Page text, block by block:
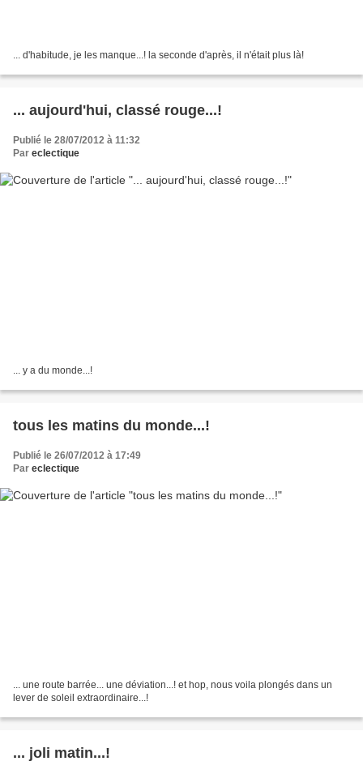
... d'habitude, je les manque...! la seconde d'après, il n'était plus là!
... aujourd'hui, classé rouge...!
Publié le 28/07/2012 à 11:32
Par eclectique
... y a du monde...!
tous les matins du monde...!
Publié le 26/07/2012 à 17:49
Par eclectique
... une route barrée... une déviation...! et hop, nous voila plongés dans un
lever de soleil extraordinaire...!
... joli matin...!